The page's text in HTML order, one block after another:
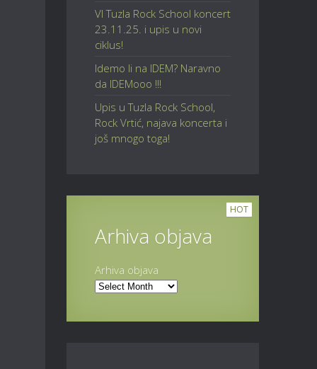
VI Tuzla Rock School koncert
23.11.25. i upis u novi
ciklus!
Idemo li na IDEM? Naravno
da IDEMooo !!!
Upis u Tuzla Rock School,
Rock Vrtić, najava koncerta i
još mnogo toga!
HOT
Arhiva objava
Arhiva objava